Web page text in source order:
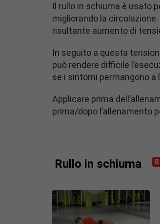
Il rullo in schiuma è usato
migliorando la
risultante aumento di
In seguito a questa
può rendere difficile
se i sintomi permangono a
Applicare prima
prima/dopo l’allenamento
Rullo in schiuma 8